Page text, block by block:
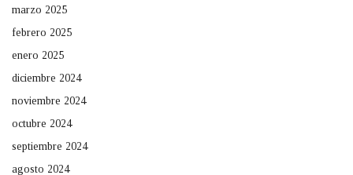
marzo 2025
febrero 2025
enero 2025
diciembre 2024
noviembre 2024
octubre 2024
septiembre 2024
agosto 2024